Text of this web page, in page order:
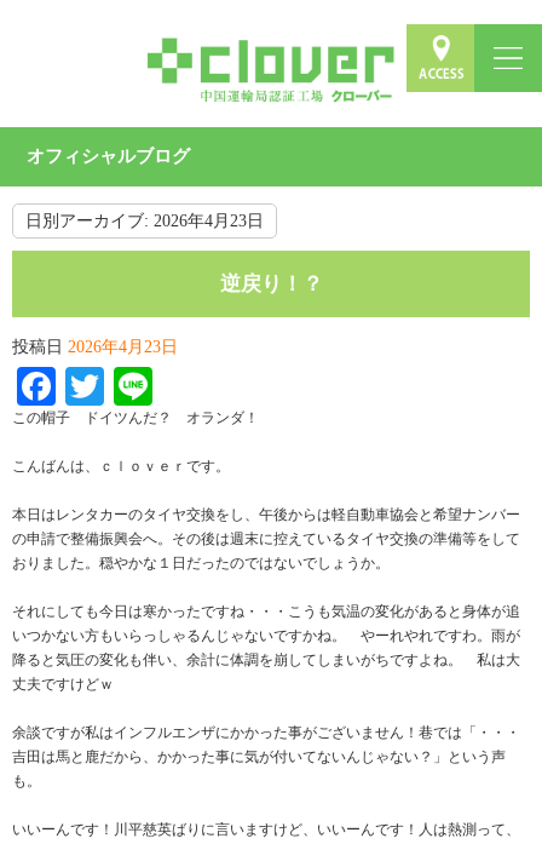
オフィシャルブログ
日別アーカイブ: 2026年4月23日
逆戻り！？
投稿日 2026年4月23日
Facebook
Twitter
この帽子 ドイツんだ？ オランダ！
こんばんは、ｃｌｏｖｅｒです。
本日はレンタカーのタイヤ交換をし、午後からは軽自動車協会と希望ナンバー
の申請で整備振興会へ。その後は週末に控えているタイヤ交換の準備等をして
おりました。穏やかな１日だったのではないでしょうか。
それにしても今日は寒かったですね・・・こうも気温の変化があると身体が追
いつかない方もいらっしゃるんじゃないですかね。 やーれやれですわ。雨が
降ると気圧の変化も伴い、余計に体調を崩してしまいがちですよね。 私は大
丈夫ですけどｗ
余談ですが私はインフルエンザにかかった事がございません！巷では「・・・
吉田は馬と鹿だから、かかった事に気が付いてないんじゃない？」という声
も。
いいーんです！川平慈英ばりに言いますけど、いいーんです！人は熱測って、